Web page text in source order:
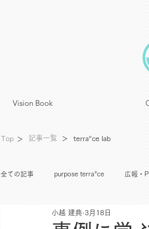
Vision Book
Top ＞ 記事一覧 ＞ terra°ce lab
全ての記事 purpose terra°ce 広報・
小越 建典 3月18日